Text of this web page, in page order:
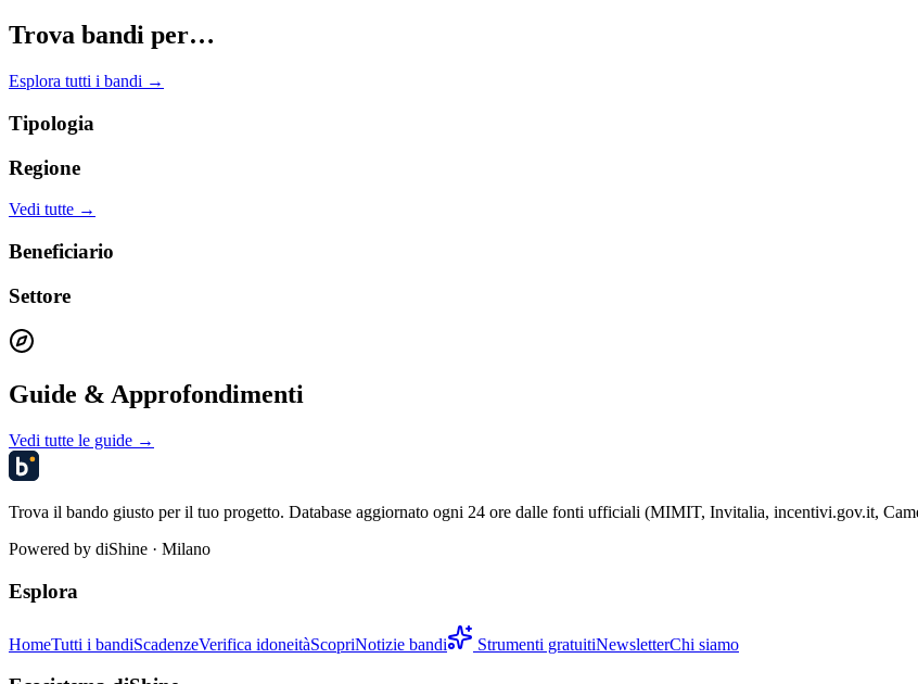
Trova bandi per…
Esplora tutti i bandi →
Tipologia
Regione
Vedi tutte →
Beneficiario
Settore
Guide & Approfondimenti
Vedi tutte le guide →
Trova il bando giusto per il tuo progetto. Database aggiornato ogni 24 ore dalle fonti ufficiali (MIMIT, Invitalia, incentivi.gov.it,
Powered by diShine · Milano
Esplora
HomeTutti i bandiScadenzeVerifica idoneitàScopriNotizie bandi Strumenti gratuitiNewsletterChi siamo